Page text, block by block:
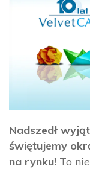
Nadszedł
świętujemy
na rynku! To